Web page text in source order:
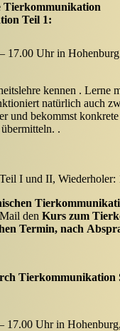
Tierkommunikation
Teil 1:
17.00 Uhr in
kennen . Lerne
natürlich auch
und bekommst
.
I und II, Wiederholer:
den Kurs zum
Termin, nach
Tierkommunikation
17.00 Uhr in